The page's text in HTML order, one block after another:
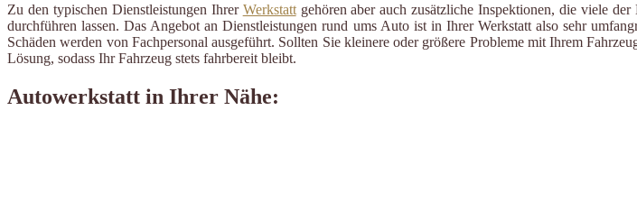
Zu den typischen Dienstleistungen Ihrer Werkstattgehören aber auch zusätzliche Inspektionen, die viele
durchführen lassen. Das Angebot an Dienstleistungen rund ums Auto ist in Ihrer Werkstatt also sehr
Schäden werden von Fachpersonal ausgeführt. Sollten Sie kleinere oder größere Probleme mit Ihrem
Lösung, sodass Ihr Fahrzeug stets fahrbereit bleibt.
Autowerkstatt in Ihrer Nähe: